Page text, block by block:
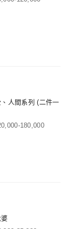
人間系列 (二件一
180,000